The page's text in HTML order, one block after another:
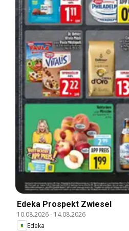
Edeka Prospekt Zwiesel
10.08.2026- 14.08.2026
Edeka